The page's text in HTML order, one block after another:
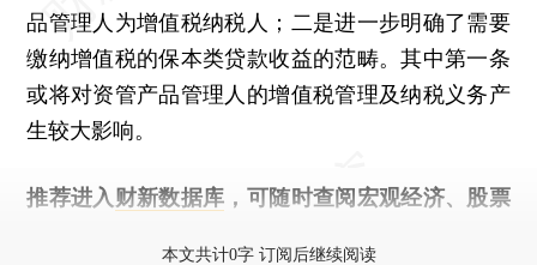
品管理人为增值税纳税人；二是进一步明确了需要
缴纳增值税的保本类贷款收益的范畴。其中第一条
或将对资管产品管理人的增值税管理及纳税义务产
生较大影响。
推荐进入 财新数据库 ，可随时查阅宏观经济、股票
本文共计0字 订阅后继续阅读